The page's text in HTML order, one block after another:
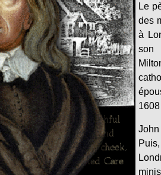
Le
des
à
son